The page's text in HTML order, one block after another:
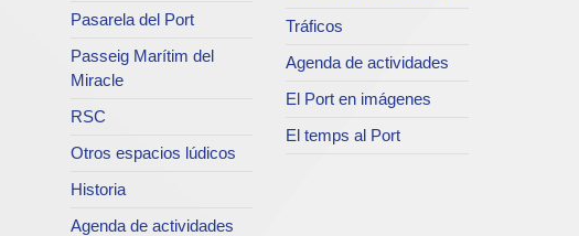
Pasarela del Port
Passeig Marítim del
Miracle
RSC
Otros espacios lúdicos
Historia
Agenda de actividades
Tráficos
Agenda de actividades
El Port en imágenes
El temps al Port